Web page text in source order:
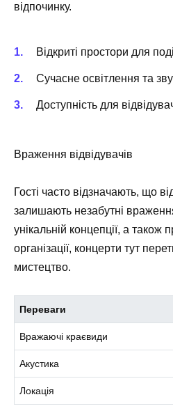
відпочинку.
Відкриті простори для
Сучасне освітлення та
Доступність для
Враження відвідувачів
Гості часто відзначають, що
залишають незабутні
унікальній концепції, а також
організації, концерти тут
мистецтво.
Переваги
Вражаючі краєвиди
Акустика
Локація